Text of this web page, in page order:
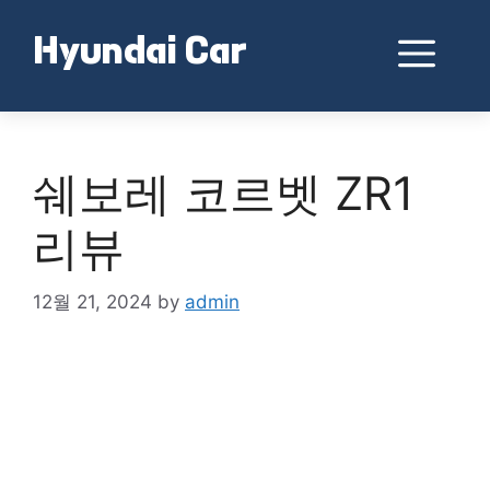
contentHyundai Car
쉐보레 코르벳 ZR1
리뷰
12월 21, 2024 by admin